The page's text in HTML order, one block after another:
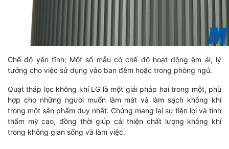
Chế độ yên tĩnh: Một số mẫu có chế độ hoạt động êm ái, lý
tưởng cho việc sử dụng vào ban đêm hoặc trong phòng ngủ.
Quạt tháp lọc không khí LG là một giải pháp hai trong một, phù
hợp cho những người muốn làm mát và làm sạch không khí
trong một sản phẩm duy nhất. Chúng mang lại sự tiện lợi và tính
thẩm mỹ cao, đồng thời giúp cải thiện chất lượng không khí
trong không gian sống và làm việc.